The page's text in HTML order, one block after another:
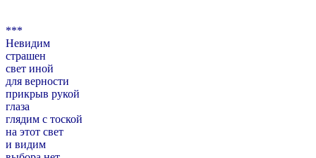
***
Невидим
страшен
свет иной
для верности
прикрыв рукой
глаза
глядим с тоской
на этот свет
и видим